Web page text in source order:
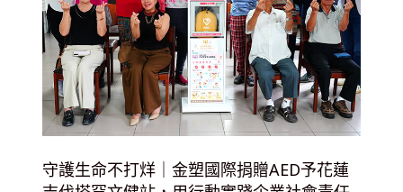
守護生命不打烊｜金塑國際捐贈AED予花蓮